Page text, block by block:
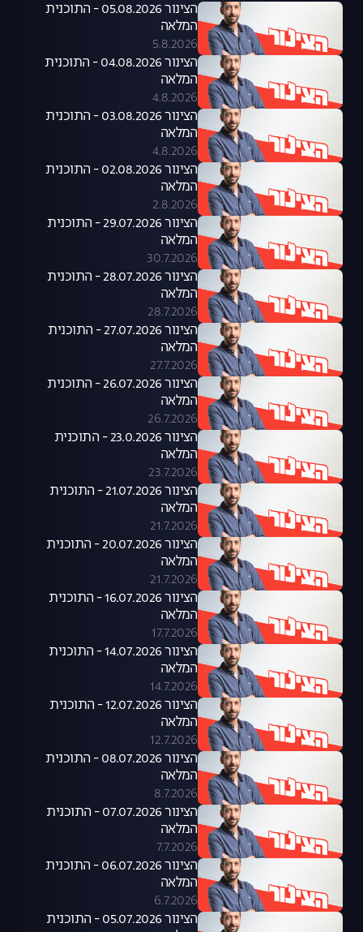
הצינור 05.08.2026 - התוכנית
המלאה
5.8.2026
הצינור 04.08.2026 - התוכנית
המלאה
4.8.2026
הצינור 03.08.2026 - התוכנית
המלאה
4.8.2026
הצינור 02.08.2026 - התוכנית
המלאה
2.8.2026
הצינור 29.07.2026 - התוכנית
המלאה
30.7.2026
הצינור 28.07.2026 - התוכנית
המלאה
28.7.2026
הצינור 27.07.2026 - התוכנית
המלאה
27.7.2026
הצינור 26.07.2026 - התוכנית
המלאה
26.7.2026
הצינור 23.0.2026 - התוכנית
המלאה
23.7.2026
הצינור 21.07.2026 - התוכנית
המלאה
21.7.2026
הצינור 20.07.2026 - התוכנית
המלאה
21.7.2026
הצינור 16.07.2026 - התוכנית
המלאה
17.7.2026
הצינור 14.07.2026 - התוכנית
המלאה
14.7.2026
הצינור 12.07.2026 - התוכנית
המלאה
12.7.2026
הצינור 08.07.2026 - התוכנית
המלאה
8.7.2026
הצינור 07.07.2026 - התוכנית
המלאה
7.7.2026
הצינור 06.07.2026 - התוכנית
המלאה
6.7.2026
הצינור 05.07.2026 - התוכנית